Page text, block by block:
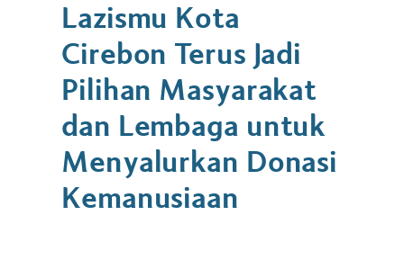
Lazismu Kota
Cirebon Terus Jadi
Pilihan Masyarakat
dan Lembaga untuk
Menyalurkan Donasi
Kemanusiaan